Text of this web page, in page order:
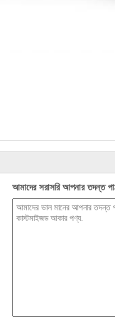
আমাদের সরাসরি আপনার তদন্ত